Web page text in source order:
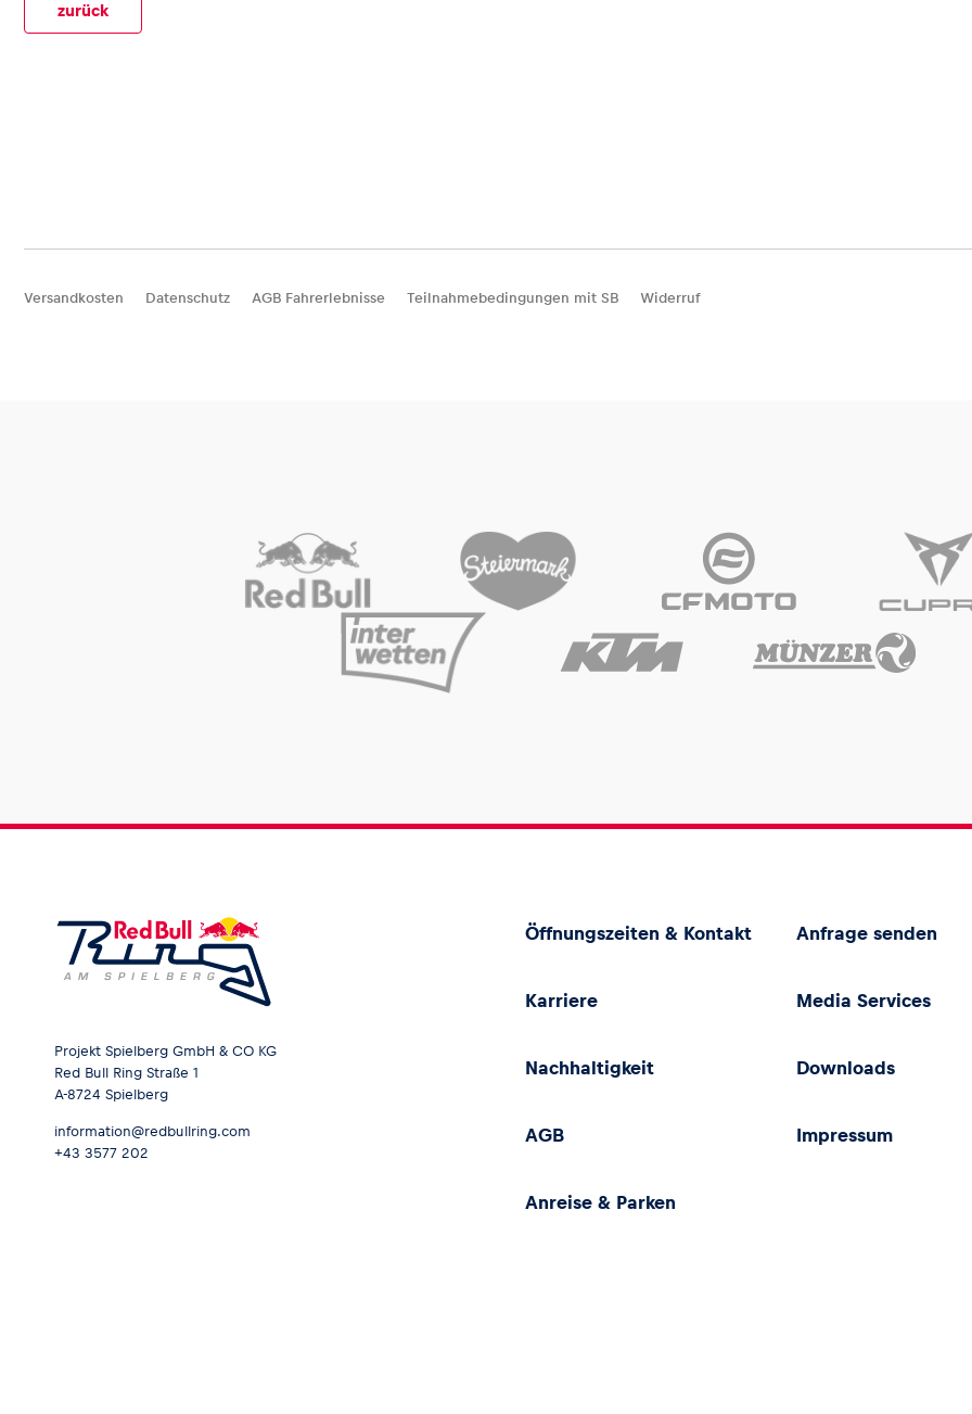
Glossar
zurück
Versandkosten Datenschutz AGB Fahrerlebnisse Teilnahmebedingungen mit SB Widerruf
Projekt Spielberg GmbH & CO KG
Red Bull Ring Straße 1
A-8724 Spielberg
information@redbullring.com
+43 3577 202
Öffnungszeiten & Kontakt Anfrage senden
Karriere Media Services
Nachhaltigkeit Downloads
AGB Impressum
Anreise & Parken